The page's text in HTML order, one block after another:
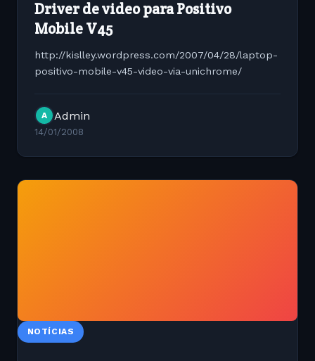
Driver de video para Positivo
Mobile V45
http://kislley.wordpress.com/2007/04/28/laptop-
positivo-mobile-v45-video-via-unichrome/
A Admin
14/01/2008
NOTÍCIAS